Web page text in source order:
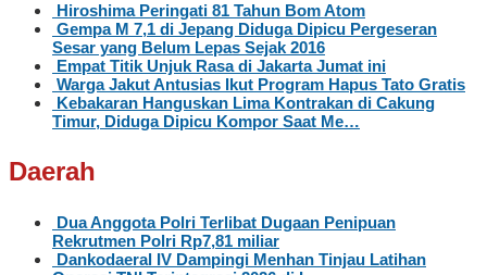
Hiroshima Peringati 81 Tahun Bom Atom
Gempa M 7,1 di Jepang Diduga Dipicu Pergeseran
Sesar yang Belum Lepas Sejak 2016
Empat Titik Unjuk Rasa di Jakarta Jumat ini
Warga Jakut Antusias Ikut Program Hapus Tato Gratis
Kebakaran Hanguskan Lima Kontrakan di Cakung
Timur, Diduga Dipicu Kompor Saat Me…
Daerah
Dua Anggota Polri Terlibat Dugaan Penipuan
Rekrutmen Polri Rp7,81 miliar
Dankodaeral IV Dampingi Menhan Tinjau Latihan